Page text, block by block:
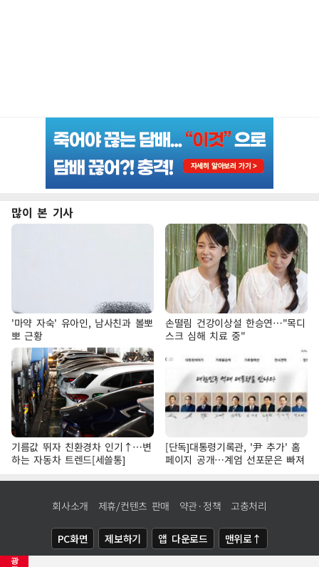
광
많이 본 기사
'마약 자숙' 유아인, 남사친과 볼뽀
뽀 근황
손떨림 건강이상설 한승연…"목디
스크 심해 치료 중"
기름값 뛰자 친환경차 인기↑…변
하는 자동차 트렌드[세쓸통]
[단독]대통령기록관, '尹 추가' 홈
페이지 공개…계엄 선포문은 빠져
회사소개 제휴/컨텐츠 판매 약관·정책 고충처리
PC화면 제보하기 앱 다운로드 맨위로↑